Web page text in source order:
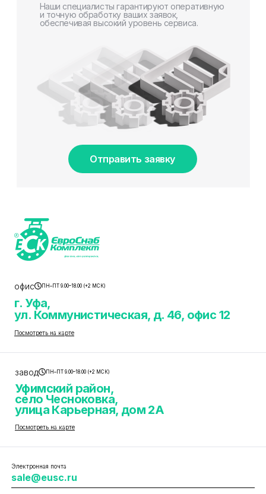
Наши специалисты гарантируют оперативную
и точную обработку ваших заявок,
обеспечивая высокий уровень сервиса.
Отправить заявку
офис ПН–ПТ 9.00–18.00 (+2 МСК)
г. Уфа,
ул. Коммунистическая, д. 46, офис 12
Посмотреть на карте
завод ПН–ПТ 9.00–18.00 (+2 МСК)
Уфимский район,
село Чесноковка,
улица Карьерная, дом 2А
Посмотреть на карте
Электронная почта
sale@eusc.ru